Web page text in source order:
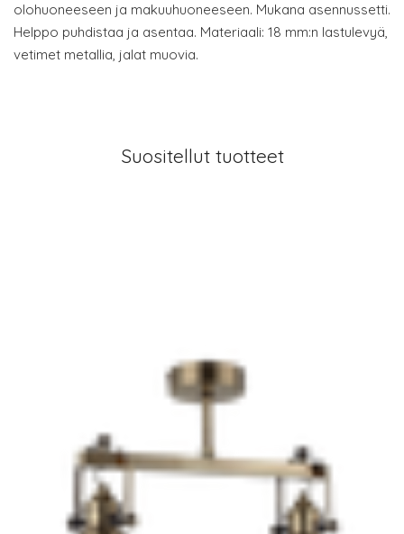
olohuoneeseen ja makuuhuoneeseen. Mukana asennussetti.
Helppo puhdistaa ja asentaa. Materiaali: 18 mm:n lastulevyä,
vetimet metallia, jalat muovia.
Suositellut tuotteet